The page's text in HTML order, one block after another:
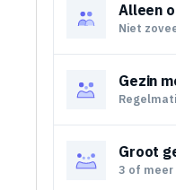
Alleen
Niet
Gezin
Groot
3 of meer